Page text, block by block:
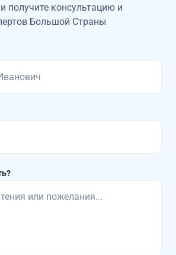
получите консультацию и
Большой Страны